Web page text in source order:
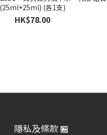
(各1支)
HK$78.00
隱私及條款 🏪